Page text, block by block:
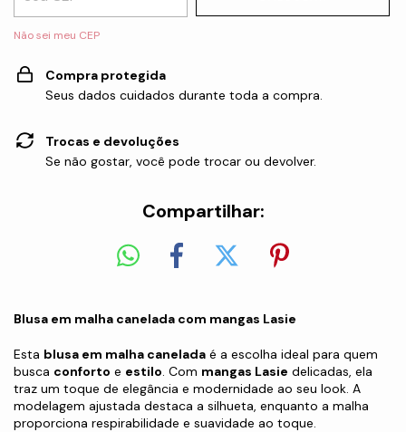
Não sei meu CEP
Compra protegida
Seus dados cuidados durante toda a compra.
Trocas e devoluções
Se não gostar, você pode trocar ou devolver.
Compartilhar:
Blusa em malha canelada com mangas Lasie
Esta blusa em malha canelada é a escolha ideal para quem
busca conforto e estilo . Com mangas Lasie delicadas, ela
traz um toque de elegância e modernidade ao seu look. A
modelagem ajustada destaca a silhueta, enquanto a malha
proporciona respirabilidade e suavidade ao toque.